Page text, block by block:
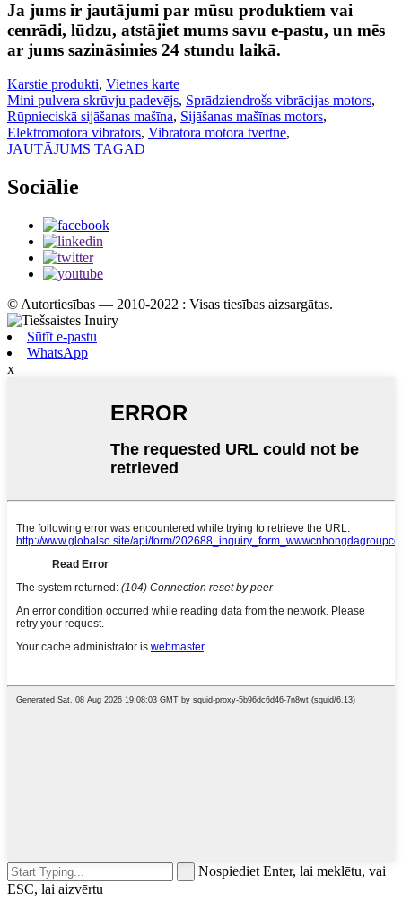
Ja jums ir jautājumi par mūsu produktiem vai
cenrādi, lūdzu, atstājiet mums savu e-pastu, un mēs
ar jums sazināsimies 24 stundu laikā.
Karstie produkti, Vietnes karte
Mini pulvera skrūvju padevējs, Sprādziendrošs vibrācijas motors,
Rūpnieciskā sijāšanas mašīna, Sijāšanas mašīnas motors,
Elektromotora vibrators, Vibratora motora tvertne,
JAUTĀJUMS TAGAD
Sociālie
© Autortiesības — 2010-2022 : Visas tiesības aizsargātas.
Sūtīt e-pastu
WhatsApp
x
Nospiediet Enter, lai meklētu, vai
ESC, lai aizvērtu